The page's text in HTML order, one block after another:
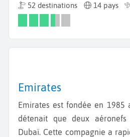
52 destinations 14 pays
Emirates
Emirates est fondée en 1985 alors qu'elle ne
détenait que deux
Dubaï. Cette compagnie a